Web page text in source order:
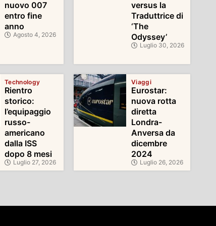
nuovo 007
entro fine
anno
Agosto 4, 2026
versus la
Traduttrice di
‘The
Odyssey’
Luglio 30, 2026
Technology
Rientro
storico:
l’equipaggio
russo-
americano
dalla ISS
dopo 8 mesi
Luglio 27, 2026
Viaggi
Eurostar:
nuova rotta
diretta
Londra-
Anversa da
dicembre
2024
Luglio 26, 2026